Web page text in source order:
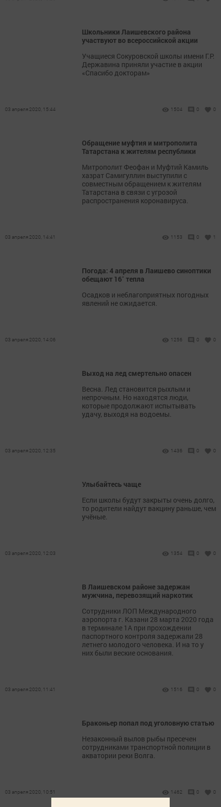
Школьники Лаишевского района
участвуют во всероссийской акции
Учащиеся Сокуровской школы имени Г.Р.
Державина приняли участие в акции
«Спасибо докторам»
03 апреля 2020, 15:44 1504 0 0
Обращение муфтия и митрополита
Татарстана к жителям республики
Митрополит Феофан и Муфтий Камиль
хазрат Самигуллин выступили с
совместным обращением к жителям
Татарстана в связи с угрозой
распространения коронавируса.
03 апреля 2020, 14:41 1153 0 1
Погода: 4 апреля в Лаишево синоптики
обещают 16˚ тепла
Осадков и неблагоприятных погодных
явлений не ожидается.
03 апреля 2020, 14:06 1256 0 0
Выход на лед смертельно опасен
Весна. Лед становится рыхлым и
непрочным. Но находятся люди,
которые продолжают испытывать
удачу, выходя на водоемы.
03 апреля 2020, 12:35 1436 0 0
Улыбайтесь чаще
Если школы будут закрыты очень долго,
то родители найдут вакцину раньше, чем
учёные.
03 апреля 2020, 12:03 1354 0 0
В Лаишевском районе задержан
мужчина, перевозящий наркотик
Сотрудники ЛОП Международного
аэропорта г. Казани 28 марта 2020 года
в терминале 1А при прохождении
паспортного контроля задержали 28
летнего молодого человека. И на то у
них были веские основания.
03 апреля 2020, 11:41 1516 0 0
Браконьер попал под уголовную статью
Незаконный вылов рыбы пресечен
сотрудниками транспортной полиции в
акватории реки Волга.
03 апреля 2020, 10:51 1462 0 0